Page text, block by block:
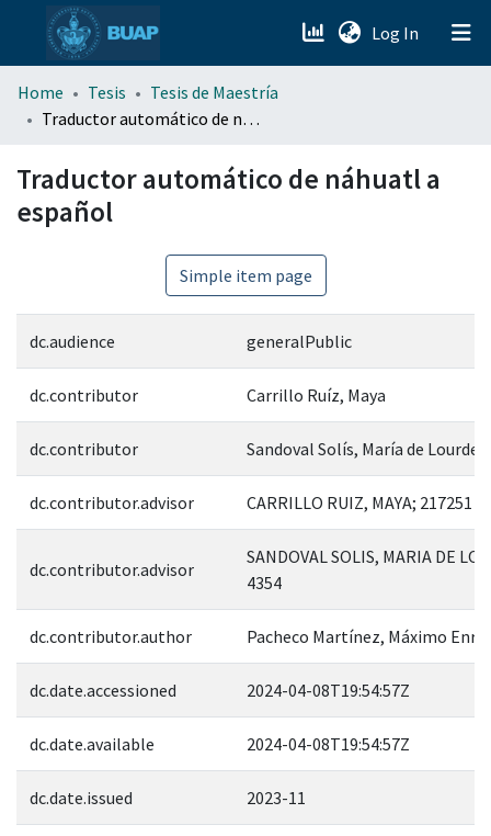
Log In (current)
menu.section.about_menu
Home Tesis
Tesis de Maestría
Traductor automático de náhuatl a español
Traductor automático de náhuatl a
español
Simple item page
dc.audience generalPublic
dc.contributor Carrillo Ruíz, Maya
dc.contributor Sandoval Solís, María de Lourdes
dc.contributor.advisor CARRILLO RUIZ, MAYA; 217251
dc.contributor.advisor
SANDOVAL SOLIS, MARIA DE
4354
dc.contributor.author Pacheco Martínez, Máximo
dc.date.accessioned 2024-04-08T19:54:57Z
dc.date.available 2024-04-08T19:54:57Z
dc.date.issued 2023-11